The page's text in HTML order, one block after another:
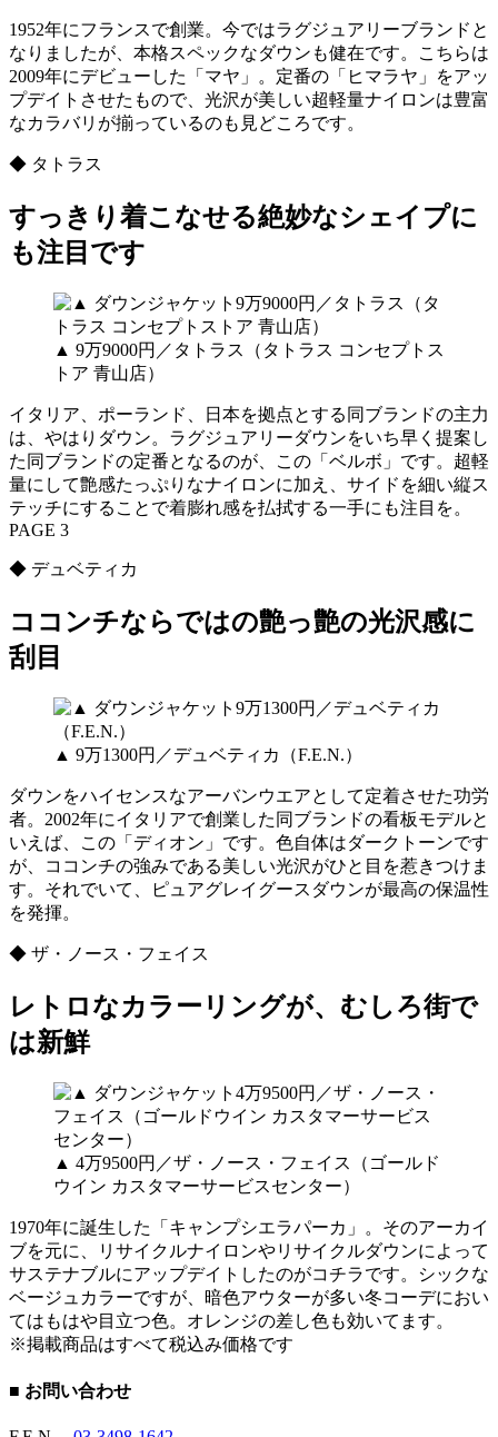
1952年にフランスで創業。今ではラグジュアリーブランドと
なりましたが、本格スペックなダウンも健在です。こちらは
2009年にデビューした「マヤ」。定番の「ヒマラヤ」をアッ
プデイトさせたもので、光沢が美しい超軽量ナイロンは豊富
なカラバリが揃っているのも見どころです。
◆ タトラス
すっきり着こなせる絶妙なシェイプに
も注目です
▲ 9万9000円／タトラス（タトラス コンセプトス
トア 青山店）
イタリア、ポーランド、日本を拠点とする同ブランドの主力
は、やはりダウン。ラグジュアリーダウンをいち早く提案し
た同ブランドの定番となるのが、この「ベルボ」です。超軽
量にして艶感たっぷりなナイロンに加え、サイドを細い縦ス
テッチにすることで着膨れ感を払拭する一手にも注目を。
PAGE 3
◆ デュベティカ
ココンチならではの艶っ艶の光沢感に
刮目
▲ 9万1300円／デュベティカ（F.E.N.）
ダウンをハイセンスなアーバンウエアとして定着させた功労
者。2002年にイタリアで創業した同ブランドの看板モデルと
いえば、この「ディオン」です。色自体はダークトーンです
が、ココンチの強みである美しい光沢がひと目を惹きつけま
す。それでいて、ピュアグレイグースダウンが最高の保温性
を発揮。
◆ ザ・ノース・フェイス
レトロなカラーリングが、むしろ街で
は新鮮
▲ 4万9500円／ザ・ノース・フェイス（ゴールド
ウイン カスタマーサービスセンター）
1970年に誕生した「キャンプシエラパーカ」。そのアーカイ
ブを元に、リサイクルナイロンやリサイクルダウンによって
サステナブルにアップデイトしたのがコチラです。シックな
ベージュカラーですが、暗色アウターが多い冬コーデにおい
てはもはや目立つ色。オレンジの差し色も効いてます。
※掲載商品はすべて税込み価格です
■ お問い合わせ